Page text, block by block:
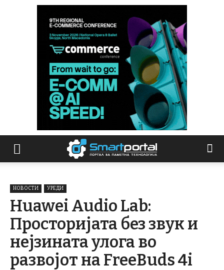
НОВОСТИ УРЕДИ
Huawei Audio Lab:
Просторијата без звук и
нејзината улога во
развојот на FreeBuds 4i